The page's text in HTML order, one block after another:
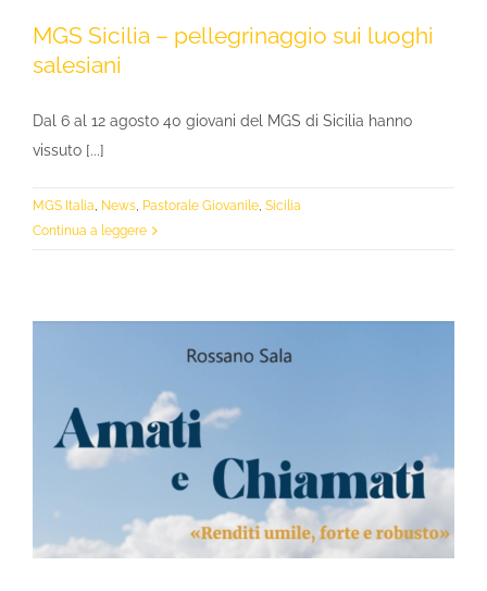
MGS Sicilia – pellegrinaggio sui luoghi
salesiani
Dal 6 al 12 agosto 40 giovani del MGS di Sicilia hanno
vissuto [...]
MGS Italia News Pastorale Giovanile Sicilia
Continua a leggere